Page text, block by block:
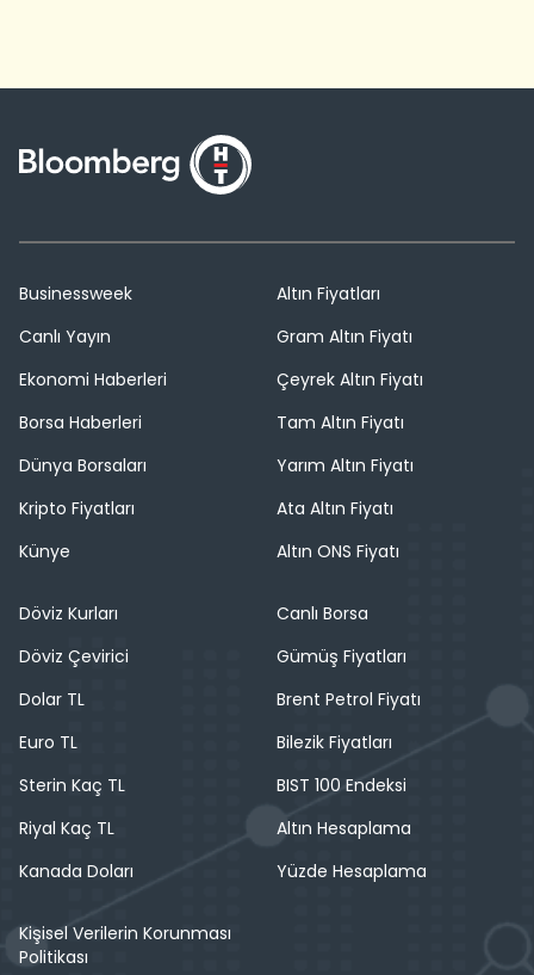
Businessweek
Canlı Yayın
Ekonomi Haberleri
Borsa Haberleri
Dünya Borsaları
Kripto Fiyatları
Künye
Altın Fiyatları
Gram Altın Fiyatı
Çeyrek Altın Fiyatı
Tam Altın Fiyatı
Yarım Altın Fiyatı
Ata Altın Fiyatı
Altın ONS Fiyatı
Döviz Kurları
Döviz Çevirici
Dolar TL
Euro TL
Sterin Kaç TL
Riyal Kaç TL
Kanada Doları
Canlı Borsa
Gümüş Fiyatları
Brent Petrol Fiyatı
Bilezik Fiyatları
BIST 100 Endeksi
Altın Hesaplama
Yüzde Hesaplama
Kişisel Verilerin Korunması
Politikası